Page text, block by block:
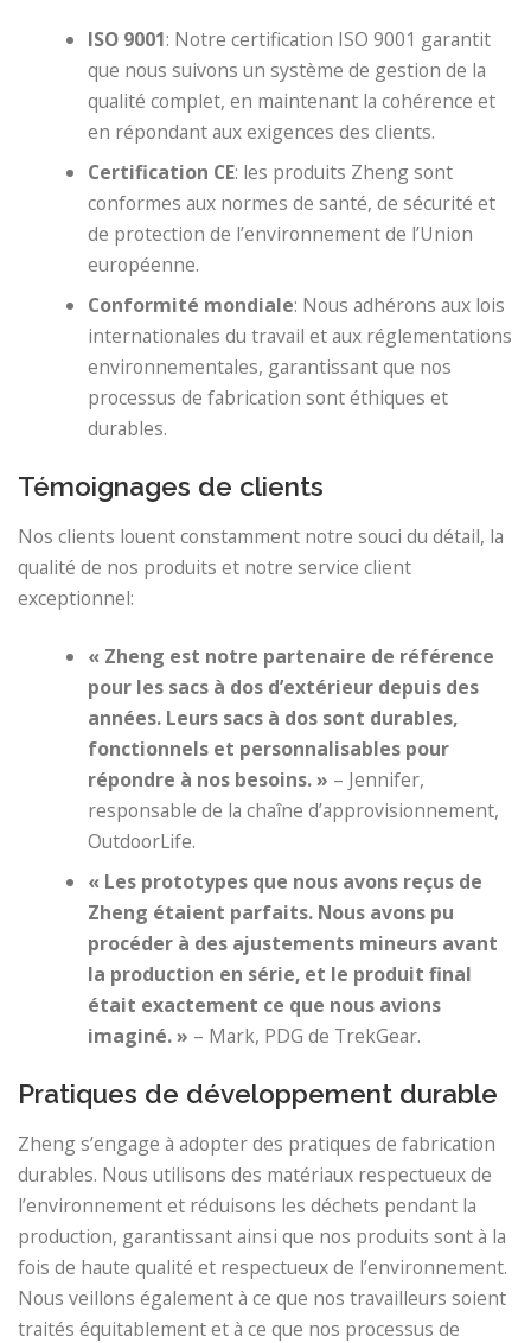
ISO 9001: Notre certification ISO 9001 garantit
que nous suivons un système de gestion de la
qualité complet, en maintenant la cohérence et
en répondant aux exigences des clients.
Certification CE: les produits Zheng sont
conformes aux normes de santé, de sécurité et
de protection de l’environnement de l’Union
européenne.
Conformité mondiale: Nous adhérons aux lois
internationales du travail et aux réglementations
environnementales, garantissant que nos
processus de fabrication sont éthiques et
durables.
Témoignages de clients
Nos clients louent constamment notre souci du détail, la
qualité de nos produits et notre service client
exceptionnel:
« Zheng est notre partenaire de référence
pour les sacs à dos d’extérieur depuis des
années. Leurs sacs à dos sont durables,
fonctionnels et personnalisables pour
répondre à nos besoins. » – Jennifer,
responsable de la chaîne d’approvisionnement,
OutdoorLife.
« Les prototypes que nous avons reçus de
Zheng étaient parfaits. Nous avons pu
procéder à des ajustements mineurs avant
la production en série, et le produit final
était exactement ce que nous avions
imaginé. » – Mark, PDG de TrekGear.
Pratiques de développement durable
Zheng s’engage à adopter des pratiques de fabrication
durables. Nous utilisons des matériaux respectueux de
l’environnement et réduisons les déchets pendant la
production, garantissant ainsi que nos produits sont à la
fois de haute qualité et respectueux de l’environnement.
Nous veillons également à ce que nos travailleurs soient
traités équitablement et à ce que nos processus de